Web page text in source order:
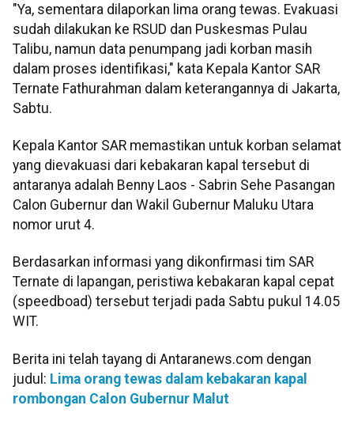
"Ya, sementara dilaporkan lima orang tewas. Evakuasi
sudah dilakukan ke RSUD dan Puskesmas Pulau
Talibu, namun data penumpang jadi korban masih
dalam proses identifikasi," kata Kepala Kantor SAR
Ternate Fathurahman dalam keterangannya di Jakarta,
Sabtu.
Kepala Kantor SAR memastikan untuk korban selamat
yang dievakuasi dari kebakaran kapal tersebut di
antaranya adalah Benny Laos - Sabrin Sehe Pasangan
Calon Gubernur dan Wakil Gubernur Maluku Utara
nomor urut 4.
Berdasarkan informasi yang dikonfirmasi tim SAR
Ternate di lapangan, peristiwa kebakaran kapal cepat
(speedboad) tersebut terjadi pada Sabtu pukul 14.05
WIT.
Berita ini telah tayang di Antaranews.com dengan
judul: Lima orang tewas dalam kebakaran kapal
rombongan Calon Gubernur Malut